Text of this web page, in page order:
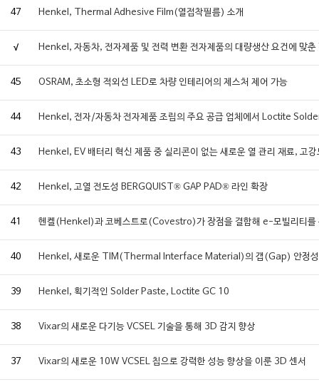
47 Henkel, Thermal Adhesive Film(열접착필름) 소개
√ Henkel, 자동차, 전자제품 및 전력 변환 전자제품의 대량생산 요건에 맞
45 OSRAM, 초소형 적외선 LED로 차량 인테리어의 제스처 제어 가능
44 Henkel, 전자/자동차 전자제품 조립의 주요 공급 업체에서 Loctite
43 Henkel, EV 배터리 혁신 제품 중 실리콘이 없는 새로운 열 관리 재료, 고
42 Henkel, 고열 전도성 BERGQUIST® GAP PAD® 라인 확장
41 헨켈(Henkel)과 코베스트로(Covestro)가 장점을 결합해 e-모빌리티를
40 Henkel, 새로운 TIM(Thermal Interface Material)의 갭(Gap) 안정성
39 Henkel, 획기적인 Solder Paste, Loctite GC 10
38 Vixar의 새로운 다기능 VCSEL 기술을 통해 3D 감지 향상
37 Vixar의 새로운 10W VCSEL 칩으로 강력한 성능 향상을 이룬 3D 센서